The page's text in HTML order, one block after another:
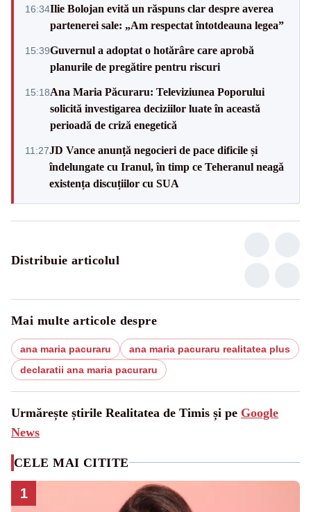
16:34Ilie Bolojan evită un răspuns clar despre averea
partenerei sale: „Am respectat întotdeauna legea”
15:39Guvernul a adoptat o hotărâre care aprobă
planurile de pregătire pentru riscuri
15:18Ana Maria Păcuraru: Televiziunea Poporului
solicită investigarea deciziilor luate în această
perioadă de criză enegetică
11:27JD Vance anunță negocieri de pace dificile și
îndelungate cu Iranul, în timp ce Teheranul neagă
existența discuțiilor cu SUA
Distribuie articolul
Mai multe articole despre
ana maria pacuraru
ana maria pacuraru realitatea plus
declaratii ana maria pacuraru
Urmărește știrile Realitatea de Timis și pe Google
News
CELE MAI CITITE
1